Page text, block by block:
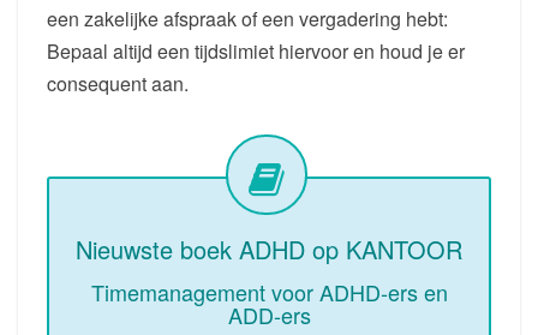
een zakelijke afspraak of een vergadering hebt:
Bepaal altijd een tijdslimiet hiervoor en houd je er
consequent aan.
Nieuwste boek ADHD op KANTOOR
Timemanagement voor ADHD-ers en
ADD-ers